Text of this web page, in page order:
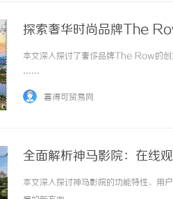
探索奢华时尚品牌The
本文深入探讨了奢侈品牌The Row的创
……
喜得可贸易网
全面解析神马影院：在线
本文深入探讨神马影院的功能特性、用